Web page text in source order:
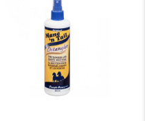
Tangle
Relaser
8oz/237